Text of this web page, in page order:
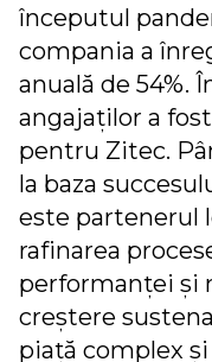
începutul
compania a
anuală de 54%.
angajaților a
pentru Zitec.
la baza
este partenerul
rafinarea
performanței și
creștere
piață complex